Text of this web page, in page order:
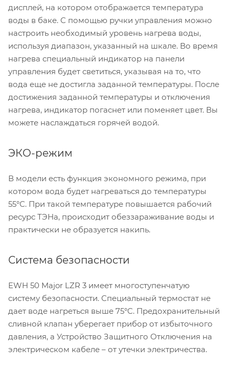
дисплей, на котором отображается температура
воды в баке. С помощью ручки управления можно
настроить необходимый уровень нагрева воды,
используя диапазон, указанный на шкале. Во время
нагрева специальный индикатор на панели
управления будет светиться, указывая на то, что
вода еще не достигла заданной температуры. После
достижения заданной температуры и отключения
нагрева, индикатор погаснет или поменяет цвет. Вы
можете наслаждаться горячей водой.
ЭКО-режим
В модели есть функция экономного режима, при
котором вода будет нагреваться до температуры
55°С. При такой температуре повышается рабочий
ресурс ТЭНа, происходит обеззараживание воды и
практически не образуется накипь.
Система безопасности
EWH 50 Major LZR 3 имеет многоступенчатую
систему безопасности. Специальный термостат не
дает воде нагреться выше 75°C. Предохранительный
сливной клапан уберегает прибор от избыточного
давления, а Устройство Защитного Отключения на
электрическом кабеле – от утечки электричества.